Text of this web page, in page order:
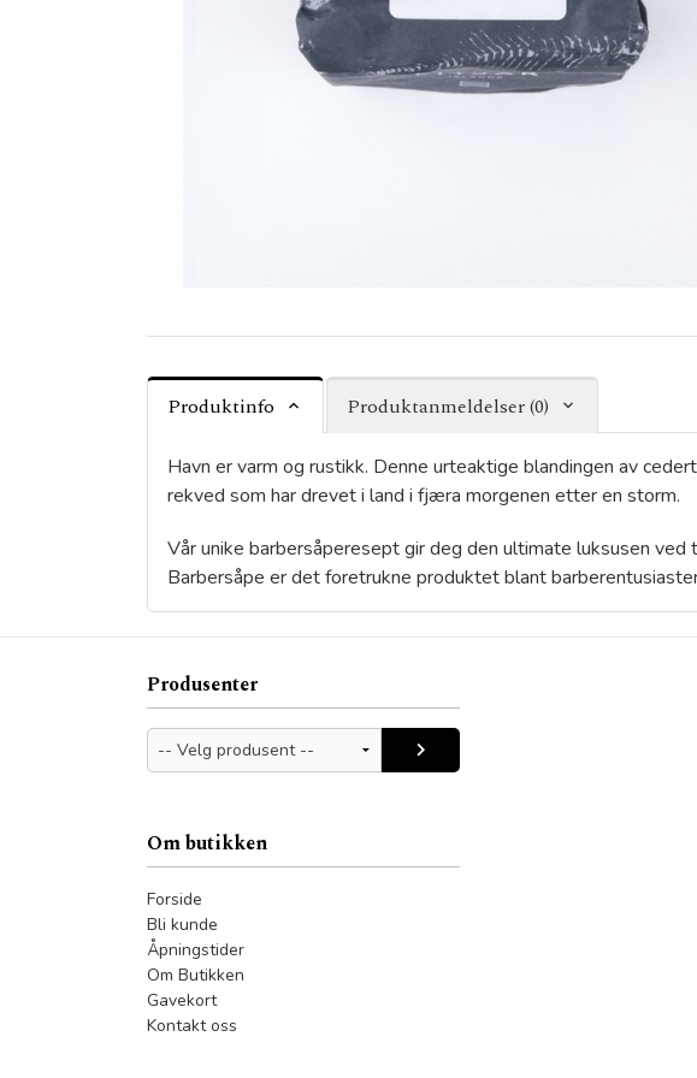
Produktinfo Produktanmeldelser (0)
Havn er varm og rustikk. Denne urteaktige blandingen av
rekved som har drevet i land i fjæra morgenen etter en storm.
Vår unike barbersåperesept gir deg den ultimate luksusen
Barbersåpe er det foretrukne produktet blant
Produsenter
Om butikken
Forside
Bli kunde
Åpningstider
Om Butikken
Gavekort
Kontakt oss